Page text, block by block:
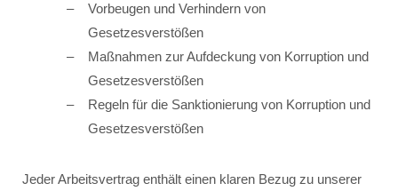
Vorbeugen und Verhindern von
Gesetzesverstößen
Maßnahmen zur Aufdeckung von Korruption und
Gesetzesverstößen
Regeln für die Sanktionierung von Korruption und
Gesetzesverstößen
Jeder Arbeitsvertrag enthält einen klaren Bezug zu unserer